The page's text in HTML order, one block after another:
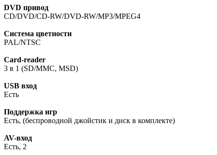
DVD привод
CD/DVD/CD-RW/DVD-RW/MP3/MPEG4
Система цветности
PAL/NTSC
Card-reader
3 в 1 (SD/MMC, MSD)
USB вход
Есть
Поддержка игр
Есть, (беспроводной джойстик и диск в комплекте)
AV-вход
Есть, 2